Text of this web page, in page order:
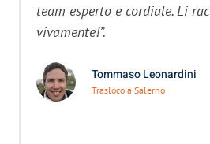
team esperto e cordiale. Li
vivamente!”.
Tommaso Leonardini
Trasloco a Salerno